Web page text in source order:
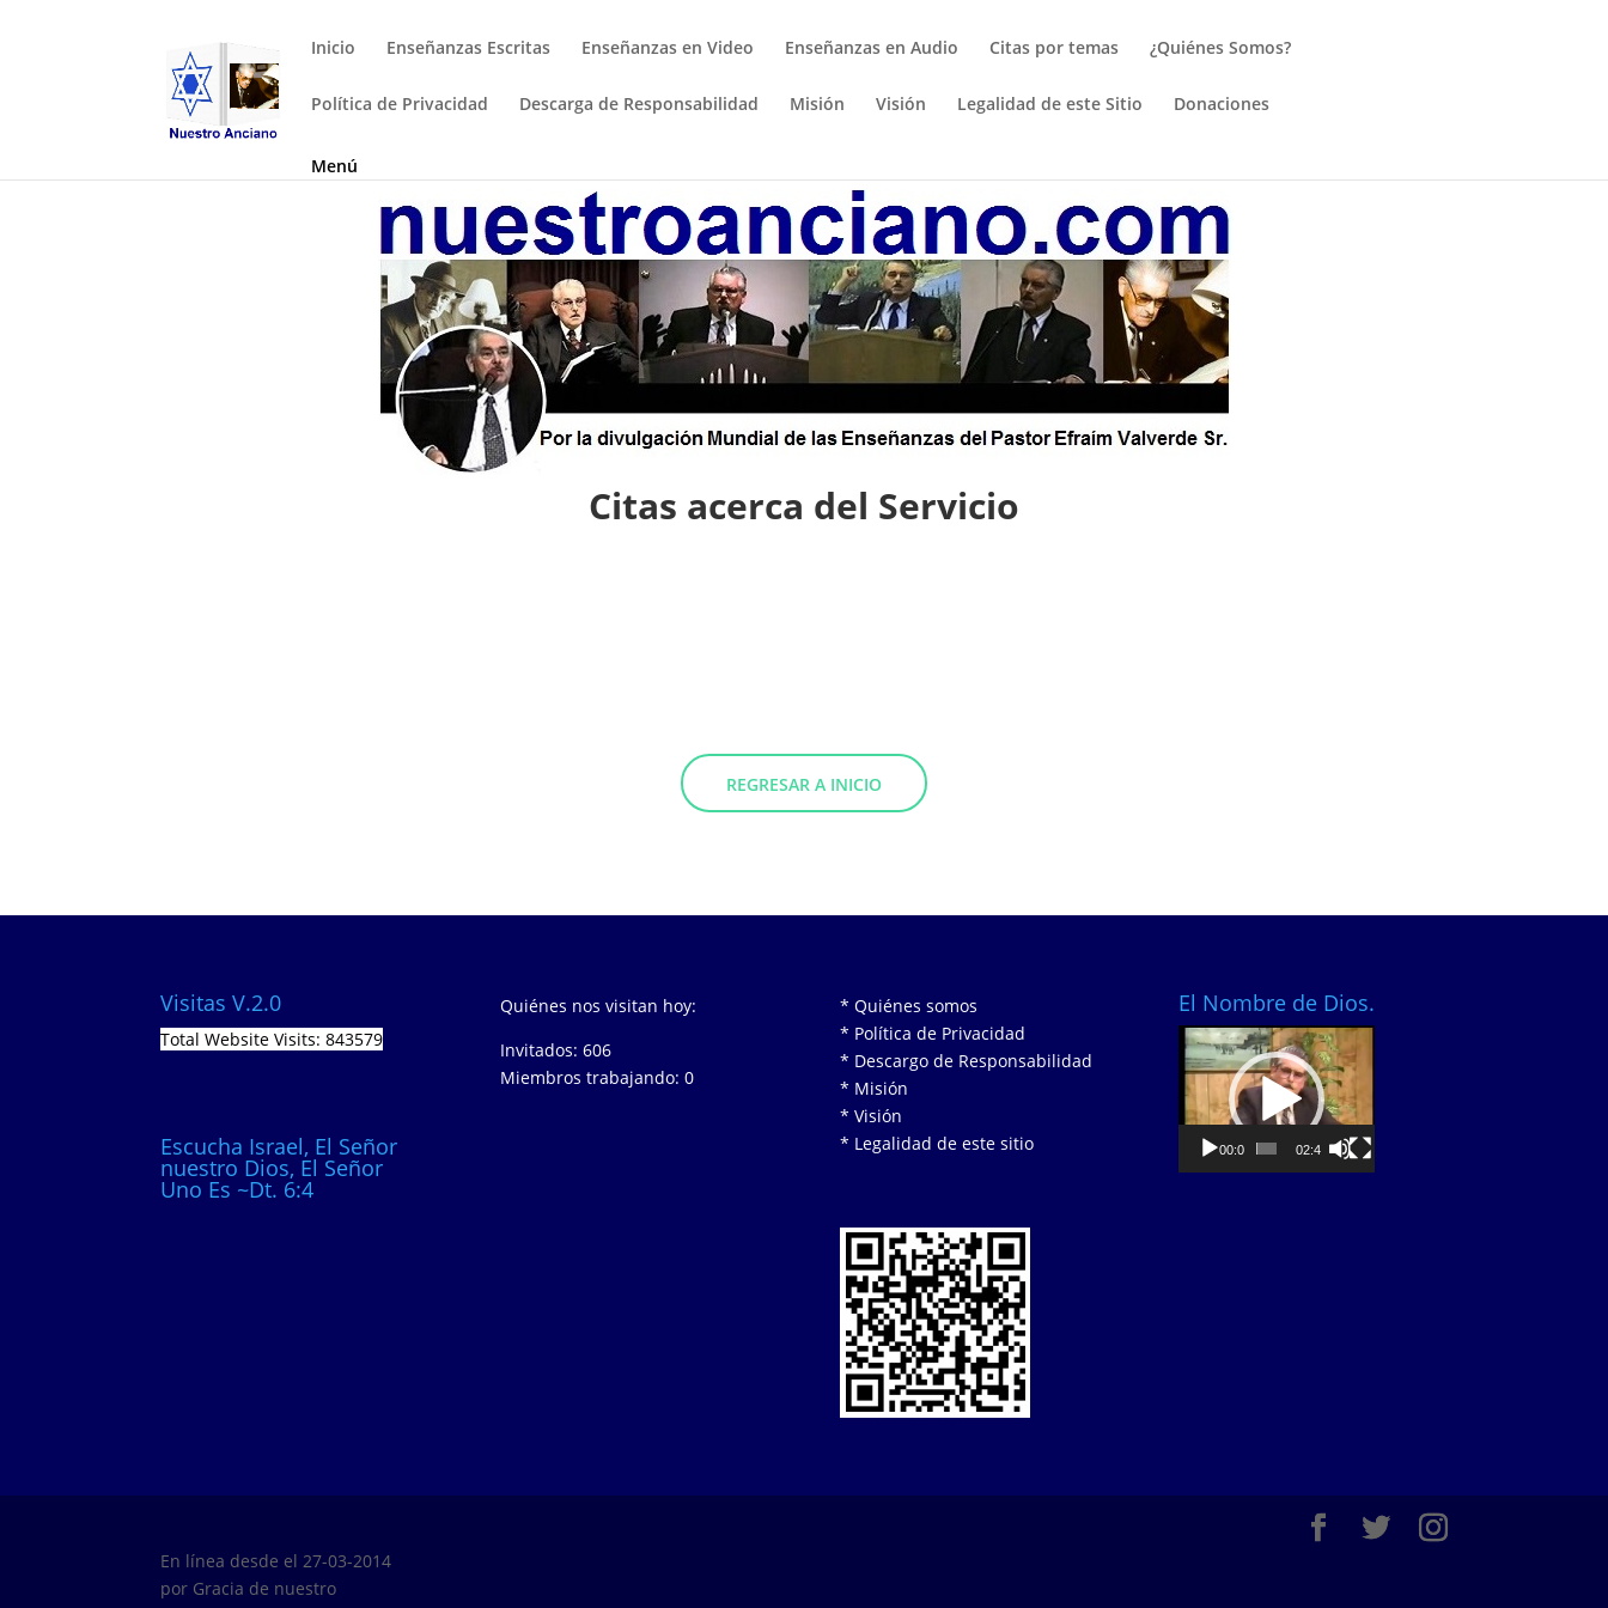
Inicio Enseñanzas Escritas Enseñanzas en Video Enseñanzas en Audio Citas por temas ¿Quiénes Somos?
Política de Privacidad Descarga de Responsabilidad Misión Visión Legalidad de este Sitio Donaciones
Menú
Citas acerca del Servicio
REGRESAR A INICIO
Visitas V.2.0
Total Website Visits: 843579
Escucha Israel, El Señor
nuestro Dios, El Señor
Uno Es ~Dt. 6:4
Quiénes nos visitan hoy:
Invitados: 606
Miembros trabajando: 0
* Quiénes somos
* Política de Privacidad
* Descargo de Responsabilidad
* Misión
* Visión
* Legalidad de este sitio
El Nombre de Dios.
Video
Player
00:00 02:40
En línea desde el 27-03-2014
por Gracia de nuestro